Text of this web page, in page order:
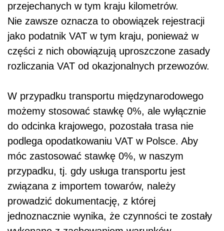
przejechanych w tym kraju kilometrów.
Nie zawsze oznacza to obowiązek rejestracji
jako podatnik VAT w tym kraju, ponieważ w
części z nich obowiązują uproszczone zasady
rozliczania VAT od okazjonalnych przewozów.
W przypadku transportu międzynarodowego
możemy stosować stawkę 0%, ale wyłącznie
do odcinka krajowego, pozostała trasa nie
podlega opodatkowaniu VAT w Polsce. Aby
móc zastosować stawkę 0%, w naszym
przypadku, tj. gdy usługa transportu jest
związana z importem towarów, należy
prowadzić dokumentację, z której
jednoznacznie wynika, że czynności te zostały